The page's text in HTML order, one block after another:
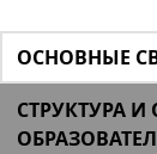
ОСНОВНЫЕ
СТРУКТУРА